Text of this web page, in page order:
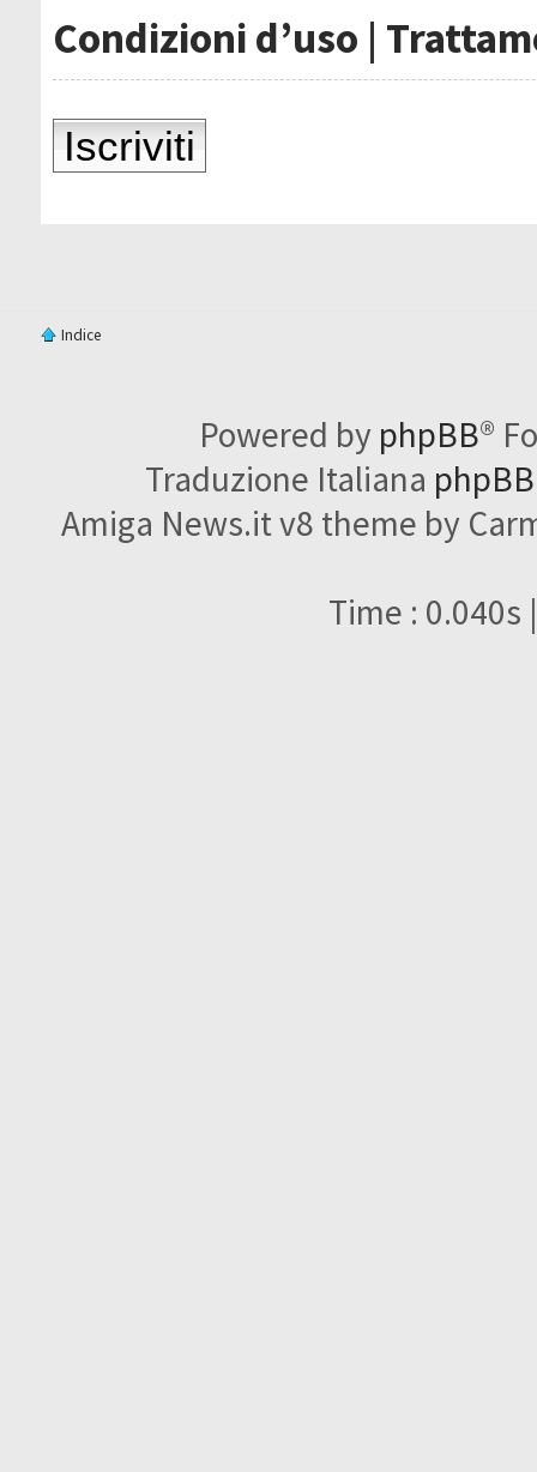
Condizioni d’uso |
Iscriviti
Indice
Powered by phpBB®
Traduzione Italiana
Amiga News.it v8 theme by
Time : 0.040s